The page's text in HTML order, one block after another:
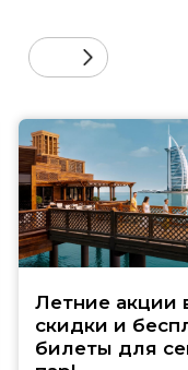
Летние акции
скидки и
билеты для